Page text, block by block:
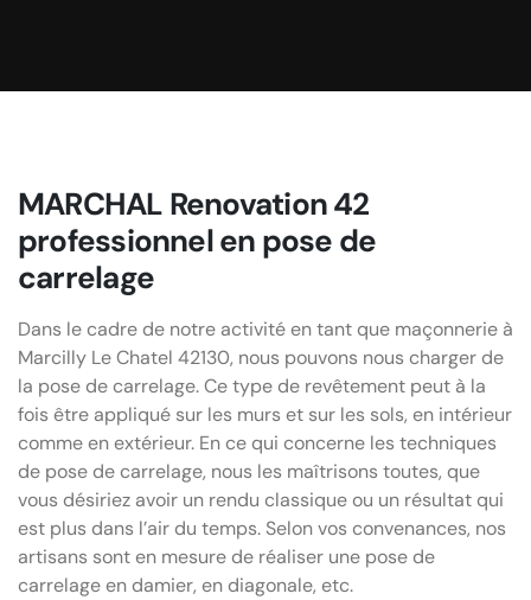
MARCHAL Renovation 42
professionnel en pose de
carrelage
Dans le cadre de notre activité en tant que maçonnerie à
Marcilly Le Chatel 42130, nous pouvons nous charger de
la pose de carrelage. Ce type de revêtement peut à la
fois être appliqué sur les murs et sur les sols, en intérieur
comme en extérieur. En ce qui concerne les techniques
de pose de carrelage, nous les maîtrisons toutes, que
vous désiriez avoir un rendu classique ou un résultat qui
est plus dans l’air du temps. Selon vos convenances, nos
artisans sont en mesure de réaliser une pose de
carrelage en damier, en diagonale, etc.